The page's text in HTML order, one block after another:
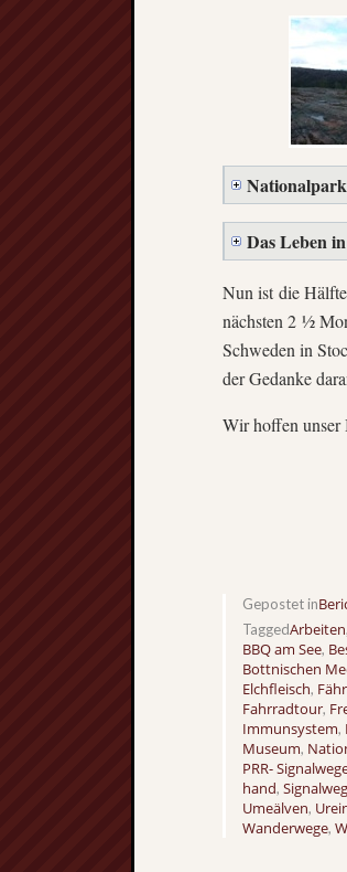
Das Leben
Nun ist die
nächsten 2 ½
Schweden in
der Gedanke
Wir hoffen unser
Gepostet in
TaggedArbeiten,
BBQ am See,
Bottnischen
Elchfleisch,
Fahrradtour,
Immunsystem,
Museum,
PRR-
hand,
Umeälven,
Wanderwege,